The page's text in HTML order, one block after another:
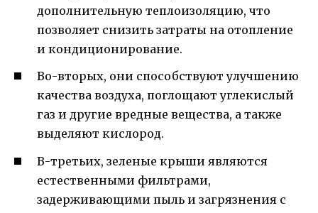
дополнительную теплоизоляцию, что
позволяет снизить затраты на отопление
и кондиционирование.
Во-вторых, они способствуют улучшению
качества воздуха, поглощают углекислый
газ и другие вредные вещества, а также
выделяют кислород.
В-третьих, зеленые крыши являются
естественными фильтрами,
задерживающими пыль и загрязнения с